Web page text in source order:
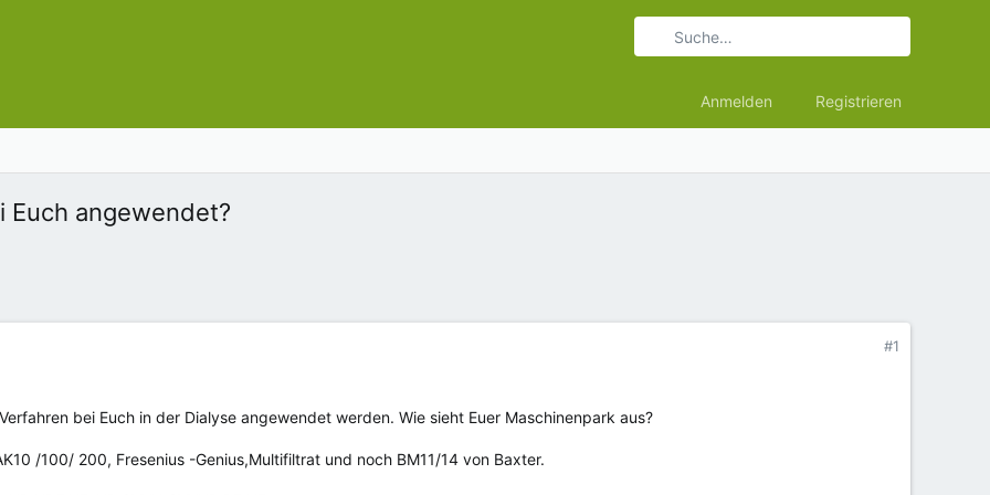
Anmelden Registrieren
angewendet?
#1
bei Euch in der Dialyse angewendet werden. Wie sieht Euer Maschinenpark aus?
/100/ 200, Fresenius -Genius,Multifiltrat und noch BM11/14 von Baxter.